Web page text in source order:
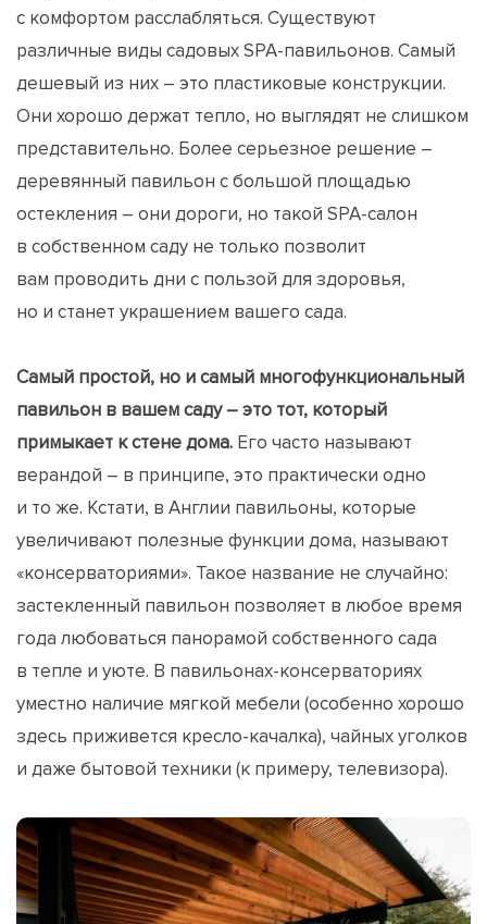
с комфортом расслабляться. Существуют
различные виды садовых SPA-павильонов. Самый
дешевый из них – это пластиковые конструкции.
Они хорошо держат тепло, но выглядят не слишком
представительно. Более серьезное решение –
деревянный павильон с большой площадью
остекления – они дороги, но такой SPA-салон
в собственном саду не только позволит
вам проводить дни с пользой для здоровья,
но и станет украшением вашего сада.
Самый простой, но и самый многофункциональный
павильон в вашем саду – это тот, который
примыкает к стене дома. Его часто называют
верандой – в принципе, это практически одно
и то же. Кстати, в Англии павильоны, которые
увеличивают полезные функции дома, называют
«консерваториями». Такое название не случайно:
застекленный павильон позволяет в любое время
года любоваться панорамой собственного сада
в тепле и уюте. В павильонах-консерваториях
уместно наличие мягкой мебели (особенно хорошо
здесь приживется кресло-качалка), чайных уголков
и даже бытовой техники (к примеру, телевизора).